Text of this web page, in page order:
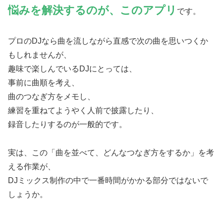
悩みを解決するのが、このアプリ です。
プロのDJなら曲を流しながら直感で次の曲を思いつくか
もしれませんが、
趣味で楽しんでいるDJにとっては、
事前に曲順を考え、
曲のつなぎ方をメモし、
練習を重ねてようやく人前で披露したり、
録音したりするのが一般的です。
実は、この「曲を並べて、どんなつなぎ方をするか」を考
える作業が、
DJミックス制作の中で一番時間がかかる部分ではないで
しょうか。